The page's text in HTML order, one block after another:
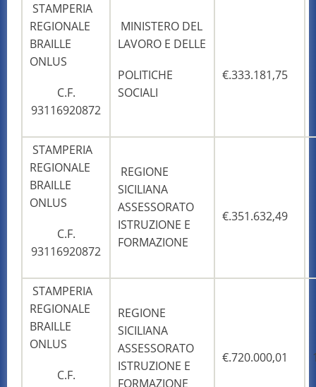
STAMPERIA
REGIONALE
BRAILLE
ONLUS
C.F.
93116920872
MINISTERO DEL
LAVORO E DELLE
POLITICHE
SOCIALI
€.333.181,75
STAMPERIA
REGIONALE
BRAILLE
ONLUS
C.F.
93116920872
REGIONE
SICILIANA
ASSESSORATO
ISTRUZIONE E
FORMAZIONE
€.351.632,49
STAMPERIA
REGIONALE
BRAILLE
ONLUS
C.F.
REGIONE
SICILIANA
ASSESSORATO
ISTRUZIONE E
FORMAZIONE
€.720.000,01